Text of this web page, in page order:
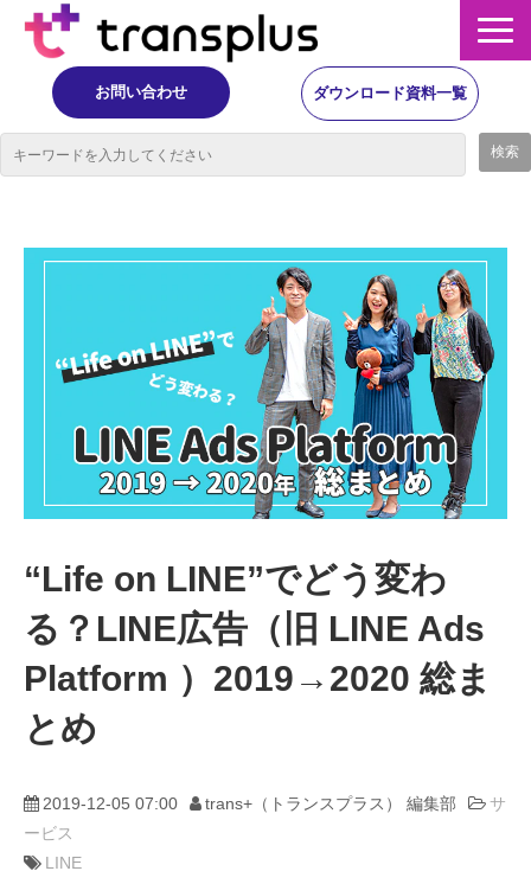
お問い合わせ ダウンロード資料一覧
イベント・レポート
ニュース
コラム
事例
動画
trans-DXプロデューサー
“Life on LINE”でどう変わ
る？LINE広告（旧 LINE Ads
Platform ）2019→2020 総ま
とめ
2019-12-05 07:00 trans+（トランスプラス） 編集部
サ
ービス
LINE